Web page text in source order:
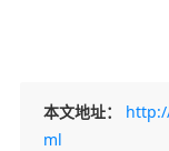
本文地址：
ml